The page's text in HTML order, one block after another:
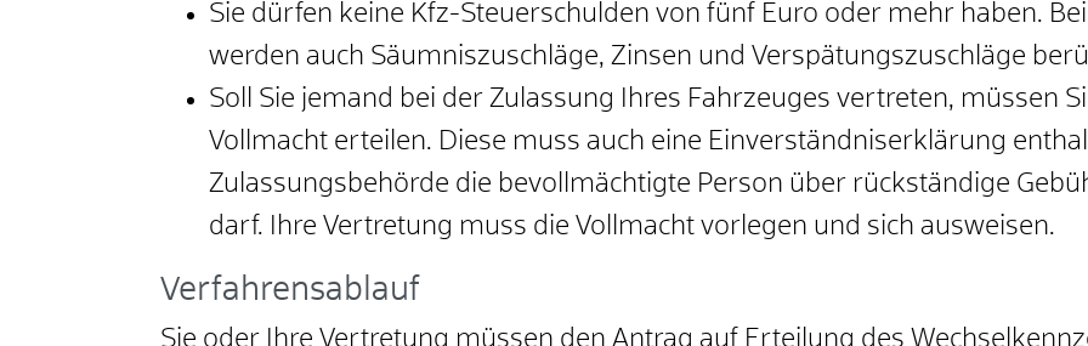
Sie dürfen keine Kfz-Steuerschulden von fünf Euro oder mehr haben.
werden auch Säumniszuschläge, Zinsen und Verspätungszuschläge be
Soll Sie jemand bei der Zulassung Ihres Fahrzeuges vertreten, müssen
Vollmacht erteilen. Diese muss auch eine Einverständniserklärung
Zulassungsbehörde die bevollmächtigte Person über rückständige
darf. Ihre Vertretung muss die Vollmacht vorlegen und sich ausweisen.
Verfahrensablauf
Sie oder Ihre Vertretung müssen den Antrag auf Erteilung des